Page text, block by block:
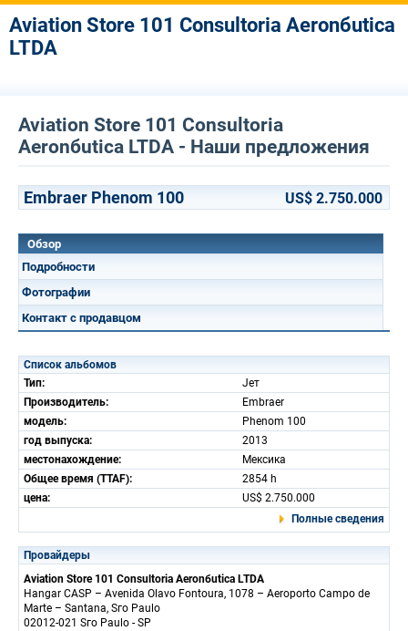
Aviation Store 101 Consultoria Aeronбutica
LTDA
Aviation Store 101 Consultoria
Aeronбutica LTDA - Наши предложения
Embraer Phenom 100 US$ 2.750.000
Обзор
Подробности
Фотографии
Контакт с продавцом
Список альбомов
Тип:
Jет
Производитель:
Embraer
модель:
Phenom 100
год выпуска:
2013
местонахождение:
Мексика
Общее время (TTAF):
2854 h
цена:
US$ 2.750.000
Полные сведения
Провайдеры
Aviation Store 101 Consultoria Aeronбutica LTDA
Hangar CASP – Avenida Olavo Fontoura, 1078 – Aeroporto Campo de
Marte – Santana, Sгo Paulo
02012-021 Sгo Paulo - SP